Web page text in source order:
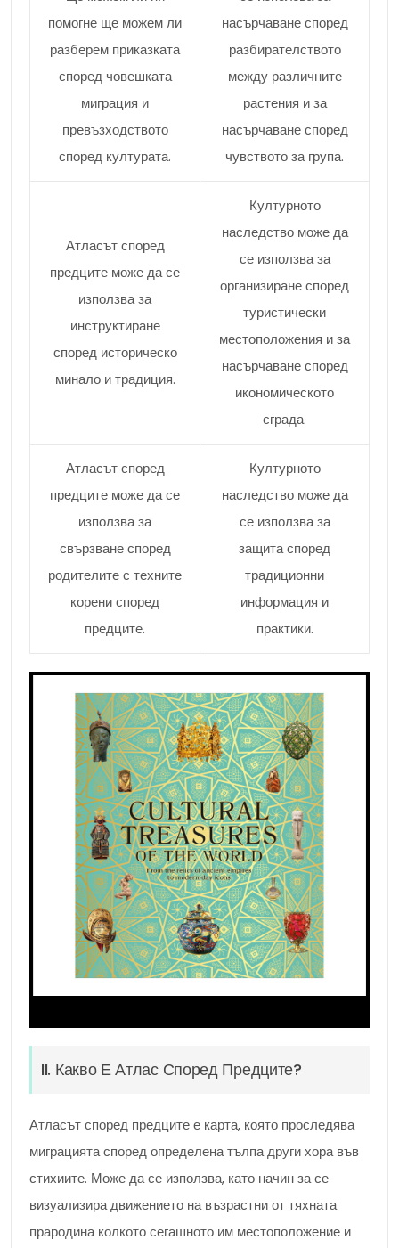
помогне ще можем ли
разберем приказката
според човешката
миграция и
превъзходството
според културата.
насърчаване според
разбирателството
между различните
растения и за
насърчаване според
чувството за група.
Атласът според
предците може да се
използва за
инструктиране
според историческо
минало и традиция.
Културното
наследство може да
се използва за
организиране според
туристически
местоположения и за
насърчаване според
икономическото
сграда.
Атласът според
предците може да се
използва за
свързване според
родителите с техните
корени според
предците.
Културното
наследство може да
се използва за
защита според
традиционни
информация и
практики.
II. Какво Е Атлас Според Предците?
Атласът според предците е карта, която проследява
миграцията според определена тълпа други хора във
стихиите. Може да се използва, като начин за се
визуализира движението на възрастни от тяхната
прародина колкото сегашното им местоположение и